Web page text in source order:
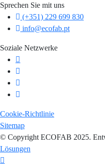
Sprechen Sie mit uns
(+351) 229 699 830
info@ecofab.pt
Soziale Netzwerke
Cookie-Richtlinie
Sitemap
© Copyright ECOFAB 2025.
Lösungen